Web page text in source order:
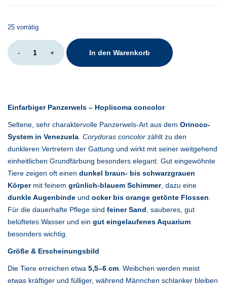
25 vorrätig
-
concolor
Menge
+ In den Warenkorb
Einfarbiger Panzerwels – Hoplisoma concolor
Seltene, sehr charaktervolle Panzerwels-Art aus dem Orinoco-
System in Venezuela. Corydoras concolor zählt zu den
dunkleren Vertretern der Gattung und wirkt mit seiner weitgehend
einheitlichen Grundfärbung besonders elegant. Gut eingewöhnte
Tiere zeigen oft einen dunkel braun- bis schwarzgrauen
Körpermit feinem grünlich-blauem Schimmer, dazu eine
dunkle Augenbinde und ocker bis orange getönte Flossen.
Für die dauerhafte Pflege sind feiner Sand, sauberes, gut
belüftetes Wasser und ein gut eingelaufenes Aquarium
besonders wichtig.
Größe & Erscheinungsbild
Die Tiere erreichen etwa 5,5–6 cm. Weibchen werden meist
etwas kräftiger und fülliger, während Männchen schlanker bleiben